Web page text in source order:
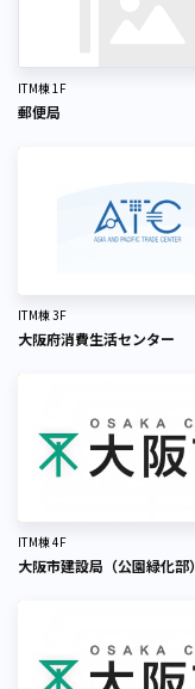
ITM棟 1F
郵便局
ITM棟 3F
大阪府消費生活センター
ITM棟 4F
大阪市建設局（公園緑化部）